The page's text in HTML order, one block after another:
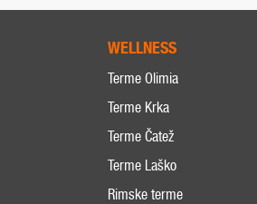
WELLNESS
Terme Olimia
Terme Krka
Terme Čatež
Terme Laško
Rimske terme